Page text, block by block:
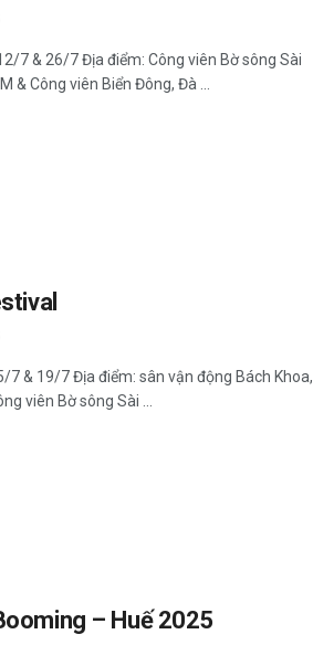
7 & 26/7 Địa điểm: Công viên Bờ sông Sài
& Công viên Biển Đông, Đà ...
7 & 19/7 Địa điểm: sân vận động Bách Khoa,
viên Bờ sông Sài ...
– Huế 2025